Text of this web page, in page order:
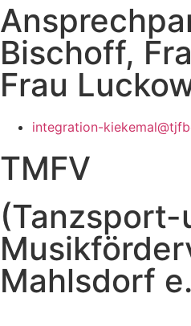
Bischoff,
Frau
integration-
TMFV
(Tanzsport-
Mahlsdorf